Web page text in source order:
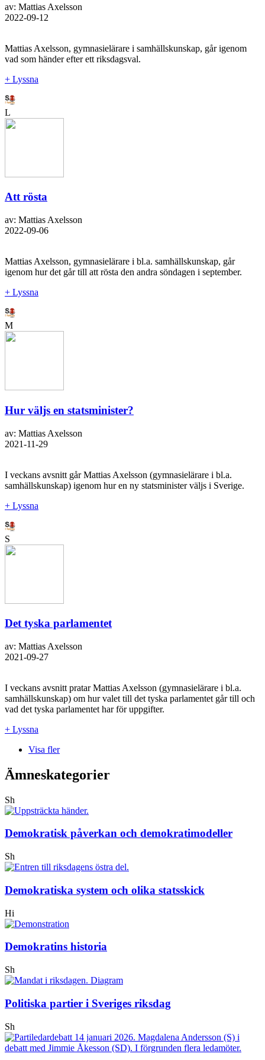
av: Mattias Axelsson
2022-09-12
Mattias Axelsson, gymnasielärare i samhällskunskap, går igenom
vad som händer efter ett riksdagsval.
+ Lyssna
L
Att rösta
av: Mattias Axelsson
2022-09-06
Mattias Axelsson, gymnasielärare i bl.a. samhällskunskap, går
igenom hur det går till att rösta den andra söndagen i september.
+ Lyssna
M
Hur väljs en statsminister?
av: Mattias Axelsson
2021-11-29
I veckans avsnitt går Mattias Axelsson (gymnasielärare i bl.a.
samhällskunskap) igenom hur en ny statsminister väljs i Sverige.
+ Lyssna
S
Det tyska parlamentet
av: Mattias Axelsson
2021-09-27
I veckans avsnitt pratar Mattias Axelsson (gymnasielärare i bl.a.
samhällskunskap) om hur valet till det tyska parlamentet går till och
vad det tyska parlamentet har för uppgifter.
+ Lyssna
Visa fler
Ämneskategorier
Sh
Demokratisk påverkan och demokratimodeller
Sh
Demokratiska system och olika statsskick
Hi
Demokratins historia
Sh
Politiska partier i Sveriges riksdag
Sh